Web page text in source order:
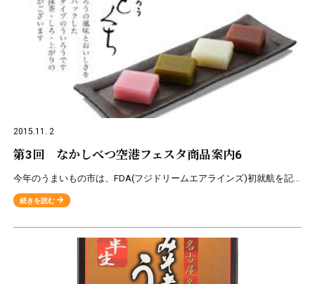
2015.11. 2
第3回 なかしべつ空港フェスタ商品案内6
今年のうまいもの市は、FDA(フジドリームエアラインズ)初就航を記念いたしまして、静岡県･愛知県の名産品を販売致します。 ★販売商品のご案内★ 創業明治12年の老舗青柳総本家「ひとくちういろう」 う
続きを読む